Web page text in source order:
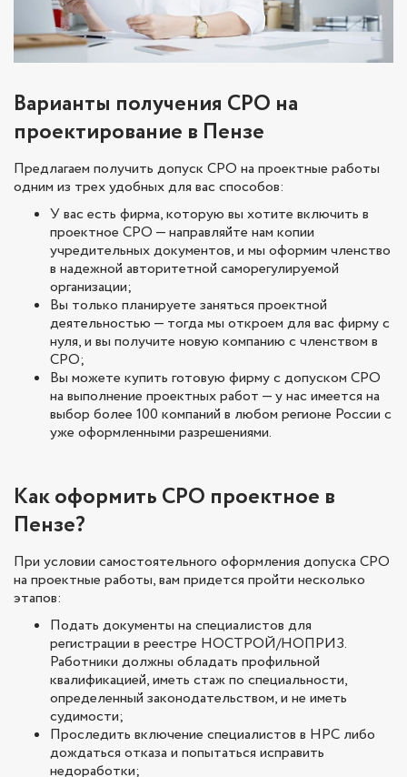
Варианты получения СРО на
проектирование в Пензе
Предлагаем получить допуск СРО на проектные работы
одним из трех удобных для вас способов:
У вас есть фирма, которую вы хотите включить в
проектное СРО — направляйте нам копии
учредительных документов, и мы оформим членство
в надежной авторитетной саморегулируемой
организации;
Вы только планируете заняться проектной
деятельностью — тогда мы откроем для вас фирму с
нуля, и вы получите новую компанию с членством в
СРО;
Вы можете купить готовую фирму с допуском СРО
на выполнение проектных работ — у нас имеется на
выбор более 100 компаний в любом регионе России с
уже оформленными разрешениями.
Как оформить СРО проектное в
Пензе?
При условии самостоятельного оформления допуска СРО
на проектные работы, вам придется пройти несколько
этапов:
Подать документы на специалистов для
регистрации в реестре НОСТРОЙ/НОПРИЗ.
Работники должны обладать профильной
квалификацией, иметь стаж по специальности,
определенный законодательством, и не иметь
судимости;
Проследить включение специалистов в НРС либо
дождаться отказа и попытаться исправить
недоработки;